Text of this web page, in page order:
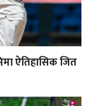
ऐतिहासिक जित